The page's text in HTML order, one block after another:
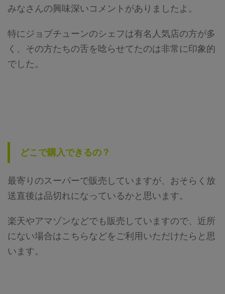
みなさんの興味深いコメントがありましたよ。
特にジョブチューンのシェフは有名人気店の方が多
く、その方たちの舌を唸らせてたのは非常に印象的
でした。
どこで購入できるの？
最寄りのスーパーで販売していますが、おそらく放
送直後は品切れになっているかと思います。
楽天やアマゾンなどでも販売していますので、近所
にない場合はこちらなどをご利用いただけたらと思
います。